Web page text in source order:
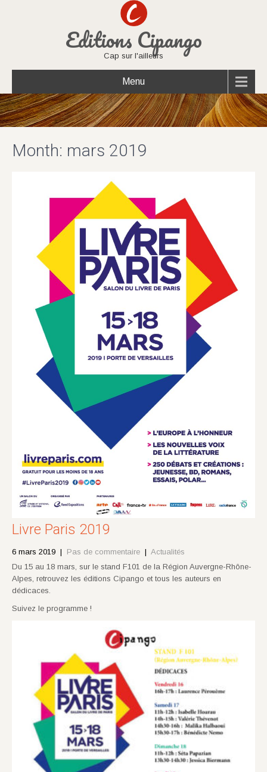
Editions Cipango
Cap sur l'ailleurs
Menu
Month: mars 2019
Livre Paris 2019
6 mars 2019 | Pas de commentaire | Actualités
Du 15 au 18 mars, sur le stand F101 de la Région Auvergne-Rhône-
Alpes, retrouvez les éditions Cipango et tous les auteurs en
dédicaces.
Suivez le programme !